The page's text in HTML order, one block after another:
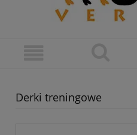
Derki treningowe